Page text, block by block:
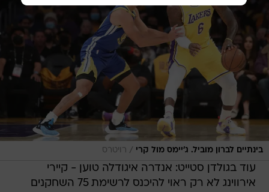
בינתיים לברון מוביל. ג'יימס מול קרי / רויטרס
עוד בגולדן סטייט: אנדרה איגודלה טוען - קיירי
אירווינג לא רק ראוי להיכנס לרשימת 75 השחקנים